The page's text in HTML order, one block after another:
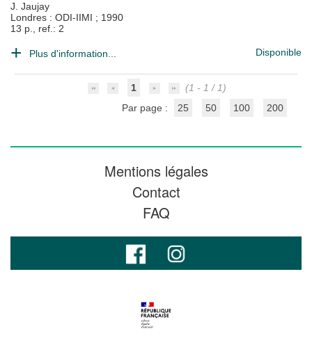
J. Jaujay
Londres : ODI-IIMI ; 1990
13 p., ref.: 2
Plus d'information... Disponible
1
(1 - 1 / 1)
Par page :
25 50 100 200
Mentions légales
Contact
FAQ